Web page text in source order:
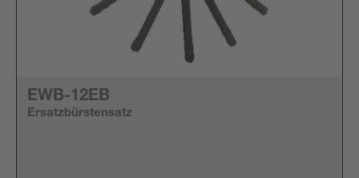
EWB-12EB
Ersatzbürstensatz